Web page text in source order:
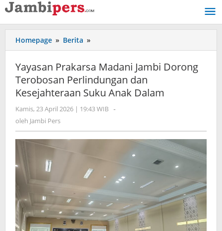
Lewati
ke
konten
Homepage » Berita »
Prakarsa
Jambi
Dorong
Terobosan
dan
Suku
Yayasan Prakarsa Madani Jambi Dorong
Terobosan Perlindungan dan
Kesejahteraan Suku Anak Dalam
Kamis, 23 April 2026 | 19:43 WIB oleh
-
oleh Jambi Pers